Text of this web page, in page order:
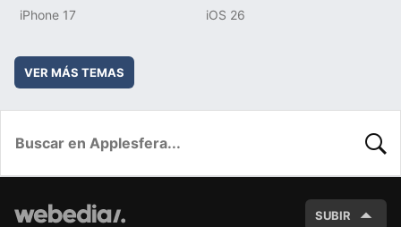
iPhone 17 iOS 26
VER MÁS TEMAS
SUBIR